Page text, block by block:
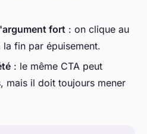
fort : on clique au
fin par épuisement.
: le même CTA peut
mais il doit toujours mener